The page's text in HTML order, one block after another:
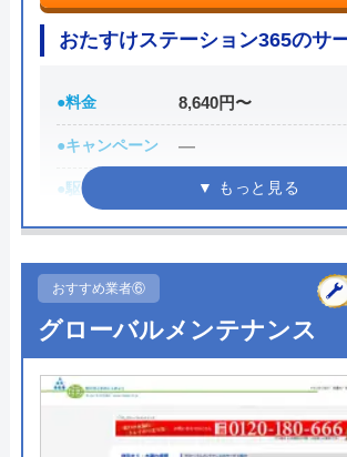
また、取扱いメーカーに関しても幅
わりトラブルで困った際には頼りに
もちろん見積もりは無料ですし、出
についても無料ですので、まずはサ
てはいかがでしょうか？
公式サイトを見る
0120-569-
受付時間 8:00～22:00
水の生活救急車の基本情報
おたすけステーション365のサ
●料金 8,640円〜
●キャンペーン ―
●駆けつけ時間
●受付時間
平日8:00〜21:00／
19:00
●定休日
●出張見積もり 見積もり無料
●支払い方法 ―
●累計実績 有り
おすすめ業者⑥
グローバルメンテナンス